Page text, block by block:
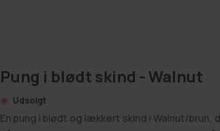
Pung i blødt skind - Walnut
Udsolgt
En pung i blødt og lækkert skind i Walnut/